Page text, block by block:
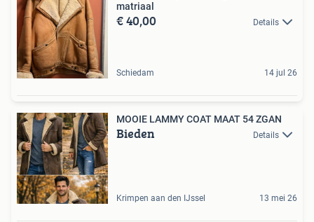
matriaal
€ 40,00 Details
Schiedam 14 jul 26
MOOIE LAMMY COAT MAAT 54 ZGAN
Bieden Details
Krimpen aan den IJssel 13 mei 26